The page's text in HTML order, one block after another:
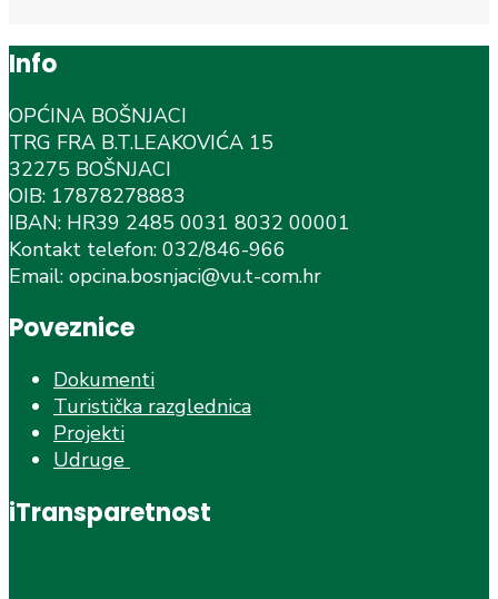
Info
OPĆINA BOŠNJACI
TRG FRA B.T.LEAKOVIĆA 15
32275 BOŠNJACI
OIB: 17878278883
IBAN: HR39 2485 0031 8032 00001
Kontakt telefon: 032/846-966
Email: opcina.bosnjaci@vu.t-com.hr
Poveznice
Dokumenti
Turistička razglednica
Projekti
Udruge
iTransparetnost